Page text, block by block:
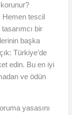
Hemen tescil
bir
başka
Türkiye’de
edin. Bu en iyi
ve ödün
yasasını